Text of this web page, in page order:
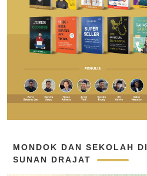
MONDOK DAN SEKOLAH DI
SUNAN DRAJAT